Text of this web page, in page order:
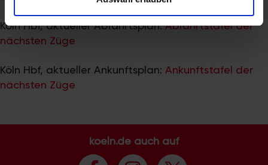
analysieren. Außerdem geben wir Informationen zu Ihrer
Verwendung unserer Website an unsere Partner für
soziale Medien, Werbung und Analysen weiter. Unsere
weiteren Daten zusammen, die Sie ihnen bereitgestellt
haben oder die sie im Rahmen Ihrer Nutzung der Dienste
Köln Hbf, aktueller Abfahrtsplan:Abfahrtstafel der
nächsten Züge
Köln Hbf, aktueller Ankunftsplan: Ankunftstafel der
nächsten Züge
koeln.de auch auf